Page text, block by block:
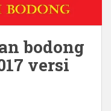
bodong
versi